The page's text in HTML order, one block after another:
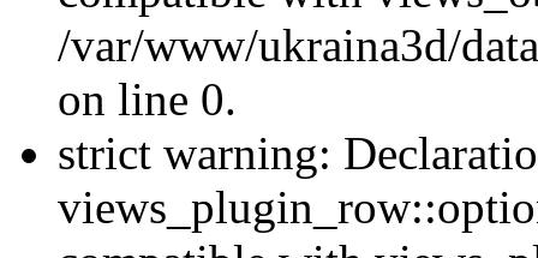
/var/www/ukraina3d/
on line 0.
strict warning: